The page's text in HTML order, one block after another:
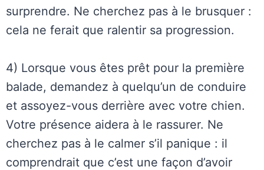
surprendre. Ne cherchez pas à le brusquer :
cela ne ferait que ralentir sa progression.
4) Lorsque vous êtes prêt pour la première
balade, demandez à quelqu’un de conduire
et assoyez-vous derrière avec votre chien.
Votre présence aidera à le rassurer. Ne
cherchez pas à le calmer s’il panique : il
comprendrait que c’est une façon d’avoir